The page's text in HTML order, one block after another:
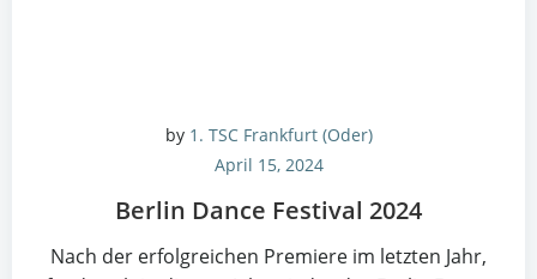
by 1. TSC Frankfurt (Oder)
April 15, 2024
Ber­lin Dance Fes­ti­val 2024
Nach der erfolg­rei­chen Pre­mie­re im letz­ten Jahr,